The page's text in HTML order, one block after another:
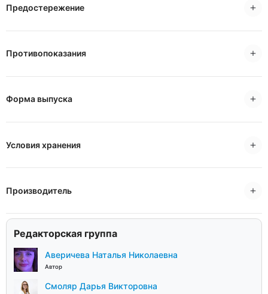
Предостережение
Противопоказания
Форма выпуска
Условия хранения
Производитель
Редакторская группа
Аверичева Наталья Николаевна
Автор
Смоляр Дарья Викторовна